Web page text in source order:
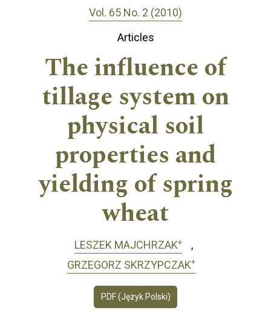
Vol. 65 No. 2 (2010)
Articles
The influence of
tillage system on
physical soil
properties and
yielding of spring
wheat
LESZEK MAJCHRZAK+
GRZEGORZ SKRZYPCZAK+
PDF (Język Polski)